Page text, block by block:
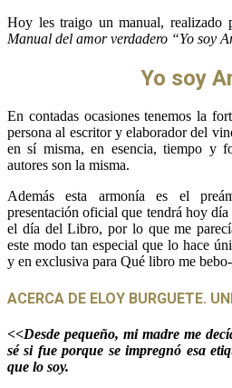
Hoy les traigo un manual,
Manual del amor verdadero “Yo soy
Yo soy
En contadas ocasiones tenemos la
persona al escritor y elaborador del
en sí misma, en esencia, tiempo y
autores son la misma.
Además esta armonía es el
presentación oficial que tendrá hoy
el día del Libro, por lo que me
este modo tan especial que lo hace
y en exclusiva para Qué libro me
ACERCA DE ELOY BURGUETE.
<<Desde pequeño, mi madre me
sé si fue porque se impregnó esa
que lo soy.